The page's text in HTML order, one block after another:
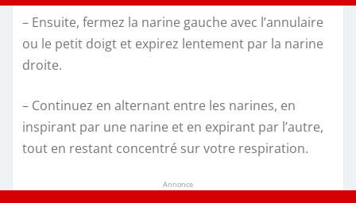
– Ensuite, fermez la narine gauche avec l’annulaire
ou le petit doigt et expirez lentement par la narine
droite.
– Continuez en alternant entre les narines, en
inspirant par une narine et en expirant par l’autre,
tout en restant concentré sur votre respiration.
Annonce